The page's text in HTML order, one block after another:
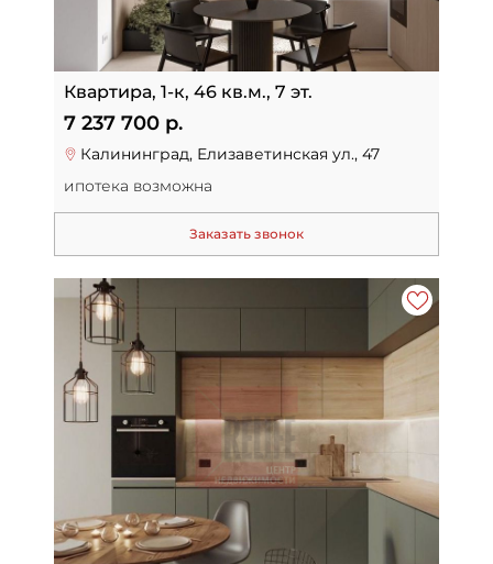
Квартира, 1-к, 46 кв.м., 7 эт.
7 237 700 р.
Калининград, Елизаветинская ул., 47
ипотека возможна
Заказать звонок